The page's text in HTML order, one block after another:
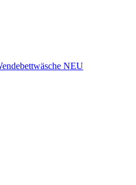
NEU